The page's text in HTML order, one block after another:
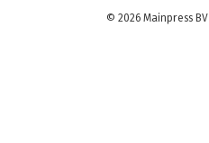
© 2026 Mainpress BV